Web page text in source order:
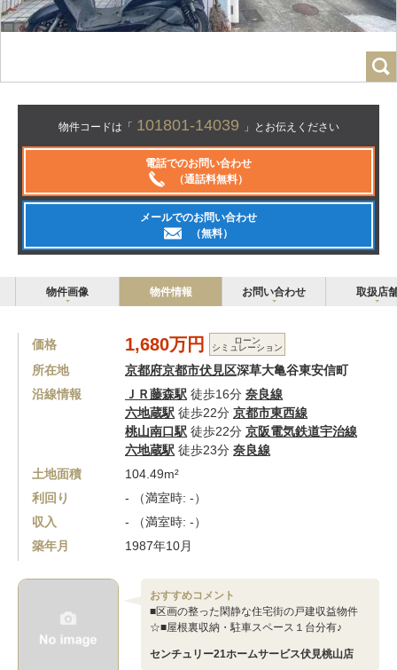
物件コードは「 101801-14039 」とお伝えください
電話でのお問い合わせ
（通話料無料）
メールでのお問い合わせ
（無料）
物件画像 物件情報 お問い合わせ 取扱店
価格 1,680万円 ローン
シミュレーション
所在地 京都府京都市伏見区深草大亀谷東安信町
沿線情報
ＪＲ藤森駅 徒歩16分 奈良線
六地蔵駅 徒歩22分 京都市東西線
桃山南口駅 徒歩22分 京阪電気鉄道宇治線
六地蔵駅 徒歩23分 奈良線
土地面積
104.49m²
利回り
- （満室時: -）
収入
- （満室時: -）
築年月
1987年10月
おすすめコメント
■区画の整った閑静な住宅街の戸建収益物件
☆■屋根裏収納・駐車スペース１台分有♪
センチュリー21ホームサービス伏見桃山店